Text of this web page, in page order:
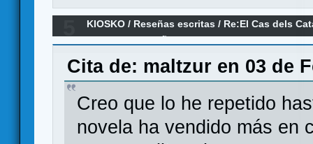
KIOSKO / Reseñas escritas / Re:El Cas dels
Cita de: maltzur en 03 de
Creo que lo he repetido
novela ha vendido más en